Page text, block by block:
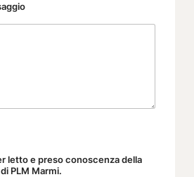
letto e preso conoscenza della
PLM Marmi.